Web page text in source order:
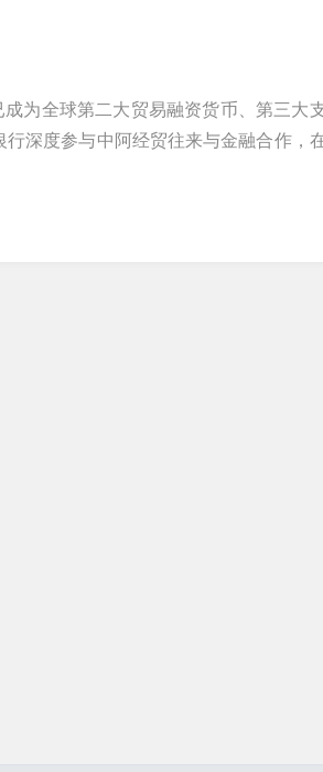
为全球第二大贸易融资货币、第三大
深度参与中阿经贸往来与金融合作，